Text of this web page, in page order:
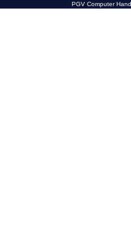
PGV Computer